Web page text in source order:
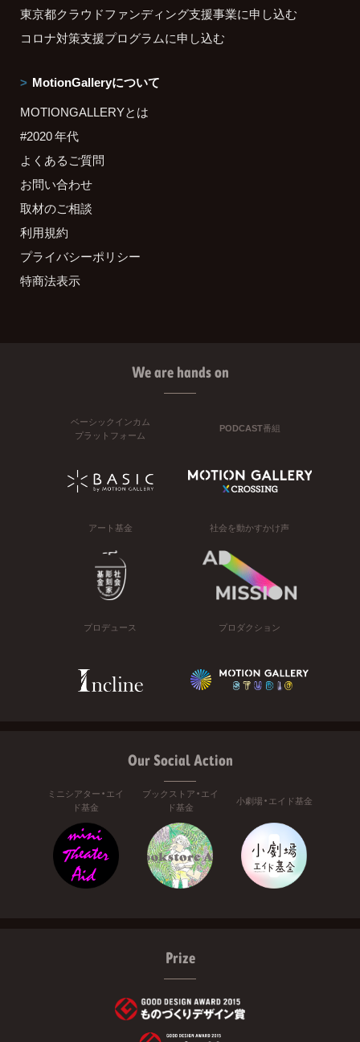
東京都クラウドファンディング支援事業に申し込む
コロナ対策支援プログラムに申し込む
MotionGalleryについて
MOTIONGALLERYとは
#2020 年代
よくあるご質問
お問い合わせ
取材のご相談
利用規約
プライバシーポリシー
特商法表示
We are hands on
ベーシックインカム
プラットフォーム
PODCAST番組
アート基金 社会を動かすかけ声
プロデュース プロダクション
Our Social Action
ミニシアター・エイ
ド基金
ブックストア・エイ
ド基金
小劇場・エイド基金
Prize